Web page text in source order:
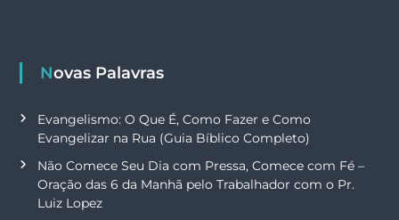
Novas Palavras
Evangelismo: O Que É, Como Fazer e Como
Evangelizar na Rua (Guia Bíblico Completo)
Não Comece Seu Dia com Pressa, Comece com Fé –
Oração das 6 da Manhã pelo Trabalhador com o Pr.
Luiz Lopez